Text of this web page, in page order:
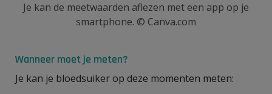
Je kan de meetwaarden aflezen met een app op je
smartphone. © Canva.com
Wanneer moet je meten?
Je kan je bloedsuiker op deze momenten meten: